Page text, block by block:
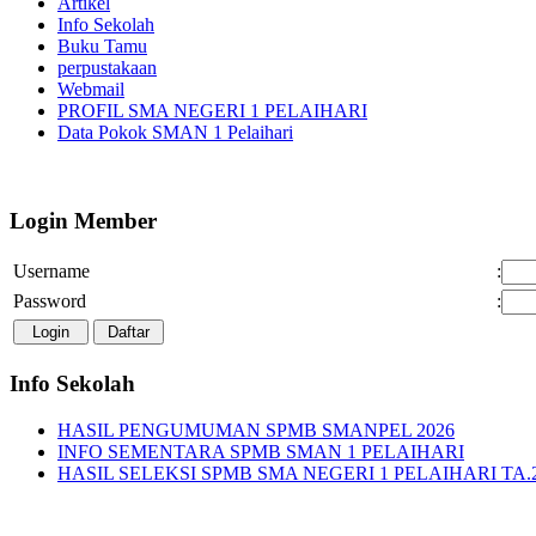
Info Sekolah
Buku Tamu
perpustakaan
Webmail
PROFIL SMA NEGERI 1 PELAIHARI
Data Pokok SMAN 1 Pelaihari
Login Member
Username
:
Password
:
Info Sekolah
HASIL PENGUMUMAN SPMB SMANPEL 2026
INFO SEMENTARA SPMB SMAN 1 PELAIHARI
HASIL SELEKSI SPMB SMA NEGERI 1 PELAIHARI